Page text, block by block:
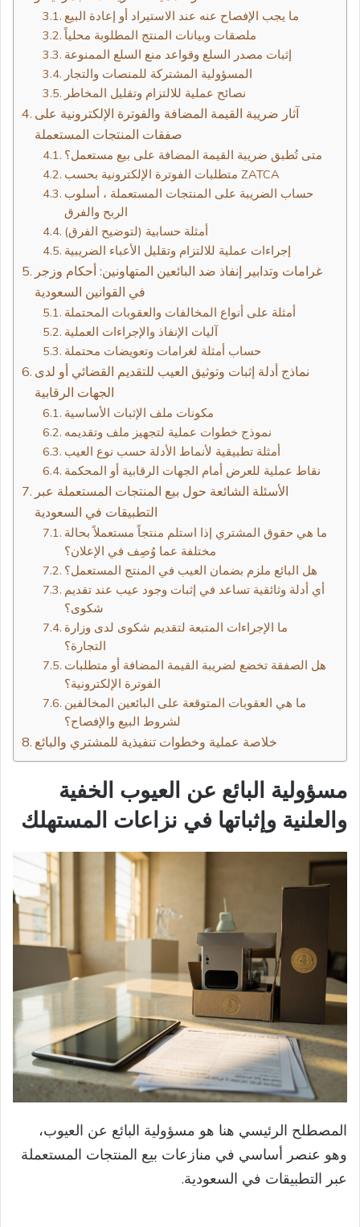
ما يجب الإفصاح عنه عند الاستيراد أو إعادة البيع
ملصقات وبيانات المنتج المطلوبة محلياً
إثبات مصدر السلع وقواعد منع السلع الممنوعة
المسؤولية المشتركة للمنصات والتجار
نصائح عملية للالتزام وتقليل المخاطر
آثار ضريبة القيمة المضافة والفوترة الإلكترونية على
صفقات المنتجات المستعملة
متى تُطبق ضريبة القيمة المضافة على بيع مستعمل؟
متطلبات الفوترة الإلكترونية بحسب ZATCA
حساب الضريبة على المنتجات المستعملة ، أسلوب
الربح والفرق
أمثلة حسابية (لتوضيح الفرق)
إجراءات عملية للالتزام وتقليل الأعباء الضريبية
غرامات وتدابير إنفاذ ضد البائعين المتهاونين: أحكام وزجر
في القوانين السعودية
أمثلة على أنواع المخالفات والعقوبات المحتملة
آليات الإنفاذ والإجراءات العملية
حساب أمثلة لغرامات وتعويضات محتملة
نماذج أدلة إثبات وتوثيق العيب للتقديم القضائي أو لدى
الجهات الرقابية
مكونات ملف الإثبات الأساسية
نموذج خطوات عملية لتجهيز ملف وتقديمه
أمثلة تطبيقية لأنماط الأدلة حسب نوع العيب
نقاط عملية للعرض أمام الجهات الرقابية أو المحكمة
الأسئلة الشائعة حول بيع المنتجات المستعملة عبر
التطبيقات في السعودية
ما هي حقوق المشتري إذا استلم منتجاً مستعملاً بحالة
مختلفة عما وُصِف في الإعلان؟
هل البائع ملزم بضمان العيب في المنتج المستعمل؟
أي أدلة وثائقية تساعد في إثبات وجود عيب عند تقديم
شكوى؟
ما الإجراءات المتبعة لتقديم شكوى لدى وزارة
التجارة؟
هل الصفقة تخضع لضريبة القيمة المضافة أو متطلبات
الفوترة الإلكترونية؟
ما هي العقوبات المتوقعة على البائعين المخالفين
لشروط البيع والإفصاح؟
خلاصة عملية وخطوات تنفيذية للمشتري والبائع
مسؤولية البائع عن العيوب الخفية
والعلنية وإثباتها في نزاعات المستهلك
المصطلح الرئيسي هنا هو مسؤولية البائع عن العيوب،
وهو عنصر أساسي في منازعات بيع المنتجات المستعملة
عبر التطبيقات في السعودية.